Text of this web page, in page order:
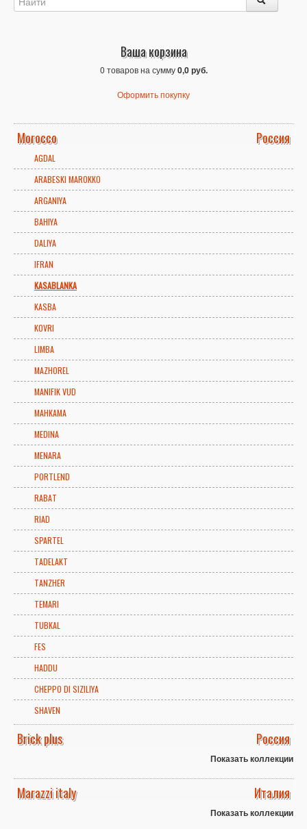
Ваша корзина
0 товаров на сумму0,0 руб.
Оформить покупку
Morocco Россия
AGDAL
ARABESKI MAROKKO
ARGANIYA
BAHIYA
DALIYA
IFRAN
KASABLANKA
KASBA
KOVRI
LIMBA
MAZHOREL
MANIFIK VUD
MAHKAMA
MEDINA
MENARA
PORTLEND
RABAT
RIAD
SPARTEL
TADELAKT
TANZHER
TEMARI
TUBKAL
FES
HADDU
CHEPPO DI SIZILIYA
SHAVEN
Brick plus Россия
Показать коллекции
Marazzi italy Италия
Показать коллекции